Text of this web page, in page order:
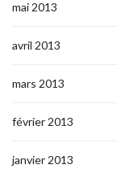
mai 2013
avril 2013
mars 2013
février 2013
janvier 2013